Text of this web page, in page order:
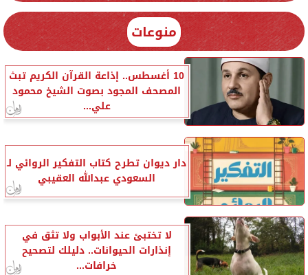
منوعات
10 أغسطس.. إذاعة القرآن الكريم تبث
المصحف المجود بصوت الشيخ محمود
علي...
دار ديوان تطرح كتاب التفكير الروائي لـ
السعودي عبدالله العقيبي
لا تختبئ عند الأبواب ولا تثق في
إنذارات الحيوانات.. دليلك لتصحيح
خرافات...